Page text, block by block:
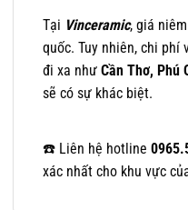
Tại Vinceramic, giá
quốc. Tuy nhiên, chi phí
đi xa như Cần Thơ, Phú
sẽ có sự khác biệt.
☎️ Liên hệ hotline
xác nhất cho khu vực